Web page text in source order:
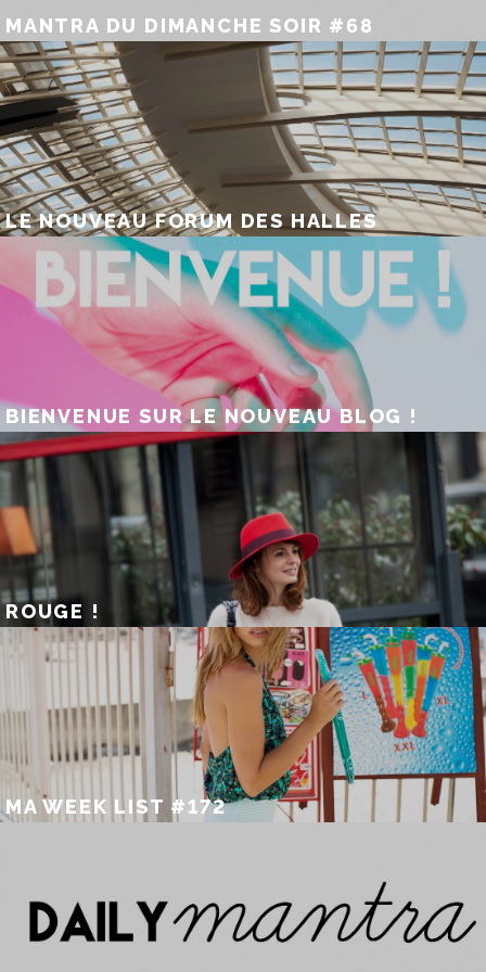
MANTRA DU DIMANCHE SOIR #68
LE NOUVEAU FORUM DES HALLES
BIENVENUE SUR LE NOUVEAU BLOG !
ROUGE !
MA WEEK LIST #172